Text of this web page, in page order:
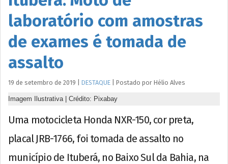
laboratório com amostras
de exames é tomada de
assalto
19 de setembro de 2019 DESTAQUE Postado por Hélio Alves
Imagem Ilustrativa | Crédito: Pixabay
Uma motocicleta Honda NXR-150, cor preta,
placal JRB-1766, foi tomada de assalto no
município de Ituberá, no Baixo Sul da Bahia, na